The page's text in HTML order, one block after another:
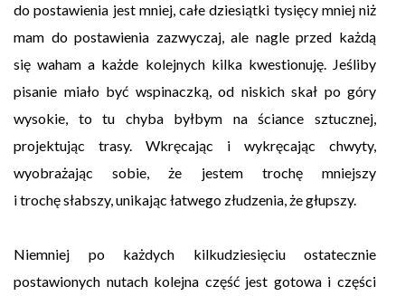
do postawienia jest mniej, całe dziesiątki tysięcy mniej niż
mam do postawienia zazwyczaj, ale nagle przed każdą
się waham a każde kolejnych kilka kwestionuję. Jeśliby
pisanie miało być wspinaczką, od niskich skał po góry
wysokie, to tu chyba byłbym na ściance sztucznej,
projektując trasy. Wkręcając i wykręcając chwyty,
wyobrażając sobie, że jestem trochę mniejszy
i trochę słabszy, unikając łatwego złudzenia, że głupszy.
Niemniej po każdych kilkudziesięciu ostatecznie
postawionych nutach kolejna część jest gotowa i części